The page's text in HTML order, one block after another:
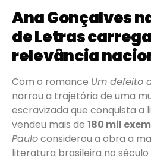
Ana Gonçalves
de Letras
relevância
Com o romance Um defeito
narrou a trajetória de uma
escravizada que conquista a
vendeu mais de 180 mil
Pauloconsiderou a obra a
literatura brasileira no século